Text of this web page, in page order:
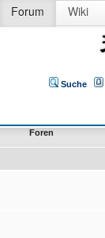
Forum Wiki
Suche
Foren